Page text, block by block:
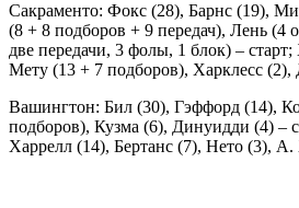
Сакраменто: Фокс (28), Барнс (19),
(8 + 8 подборов + 9 передач), Лень (4
две передачи, 3 фолы, 1 блок) –
Мету (13 + 7 подборов), Харклесс
Вашингтон: Бил (30), Гэффорд (14),
подборов), Кузма (6), Динуидди (4) –
Харрелл (14), Бертанс (7), Нето (3),